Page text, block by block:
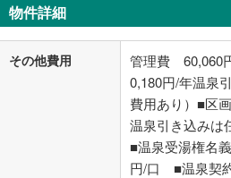
物件詳細
その他費用
管理費
0,180円/年温泉
費用あり）■区
温泉引き込みは
■温泉受湯権名
円/口 ■温泉契